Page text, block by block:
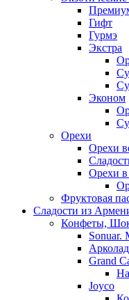
Гифт
Гурмэ
Экстра
Эконом
Орехи
Орехи
Орехи
Фруктовая
Сладости из
Конфеты,
Sonuar.
Арколад
Grand
Joyco